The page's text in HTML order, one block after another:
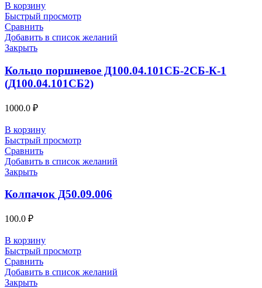
В корзину
Быстрый просмотр
Сравнить
Добавить в список желаний
Закрыть
Кольцо поршневое Д100.04.101СБ-2СБ-К-1
(Д100.04.101СБ2)
1000.0 ₽
В корзину
Быстрый просмотр
Сравнить
Добавить в список желаний
Закрыть
Колпачок Д50.09.006
100.0 ₽
В корзину
Быстрый просмотр
Сравнить
Добавить в список желаний
Закрыть